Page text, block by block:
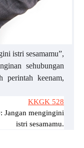
istri sesamamu”,
sehubungan
perintah keenam,
KKGK 528
Jangan mengingini
istri sesamamu.